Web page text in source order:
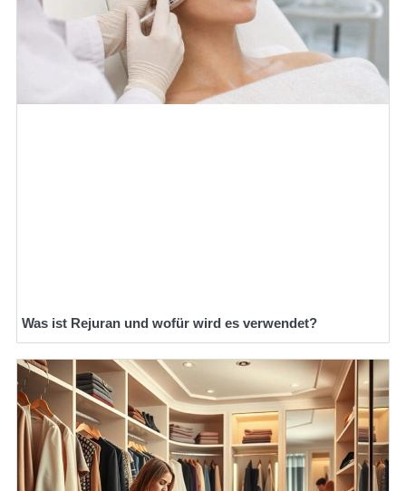
Was ist Rejuran und wofür wird es verwendet?